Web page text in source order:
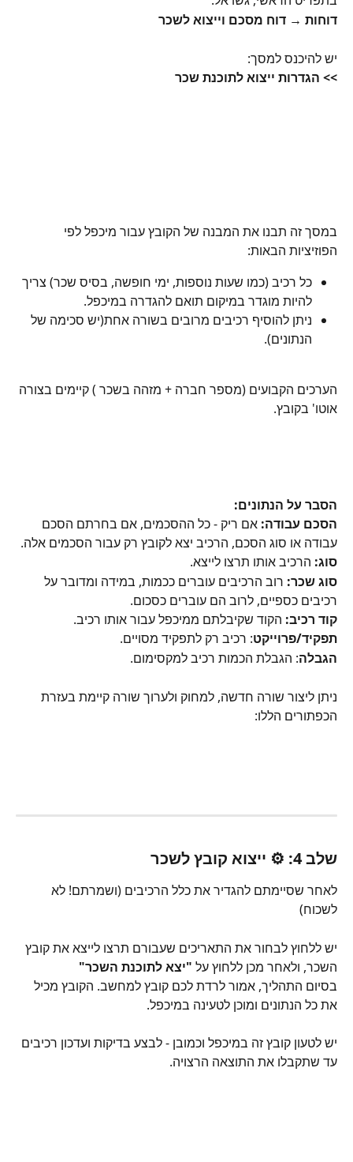
דוחות → דוח מסכם וייצוא לשכר
יש להיכנס למסך:
>> הגדרות ייצוא לתוכנת שכר
במסך זה תבנו את המבנה של הקובץ עבור מיכפל לפי
הפוזיציות הבאות:
כל רכיב (כמו שעות נוספות, ימי חופשה, בסיס שכר) צריך
להיות מוגדר במיקום תואם להגדרה במיכפל.
ניתן להוסיף רכיבים מרובים בשורה אחת(יש סכימה של
הנתונים).
הערכים הקבועים (מספר חברה + מזהה בשכר ) קיימים בצורה
אוטו' בקובץ.
הסבר על הנתונים:
הסכם עבודה: אם ריק - כל ההסכמים, אם בחרתם הסכם
עבודה או סוג הסכם, הרכיב יצא לקובץ רק עבור הסכמים אלה.
סוג: הרכיב אותו תרצו לייצא.
סוג שכר: רוב הרכיבים עוברים ככמות, במידה ומדובר על
רכיבים כספיים, לרוב הם עוברים כסכום.
קוד רכיב: הקוד שקיבלתם ממיכפל עבור אותו רכיב.
תפקיד/פרוייקט: רכיב רק לתפקיד מסויים.
הגבלה: הגבלת הכמות רכיב למקסימום.
ניתן ליצור שורה חדשה, למחוק ולערוך שורה קיימת בעזרת
הכפתורים הללו:
שלב 4: ⚙️ ייצוא קובץ לשכר
לאחר שסיימתם להגדיר את כלל הרכיבים (ושמרתם! לא
לשכוח)
יש ללחוץ לבחור את התאריכים שעבורם תרצו לייצא את קובץ
השכר, ולאחר מכן ללחוץ על "יצא לתוכנת השכר"
בסיום התהליך, אמור לרדת לכם קובץ למחשב. הקובץ מכיל
את כל הנתונים ומוכן לטעינה במיכפל.
יש לטעון קובץ זה במיכפל וכמובן - לבצע בדיקות ועדכון רכיבים
עד שתקבלו את התוצאה הרצויה.